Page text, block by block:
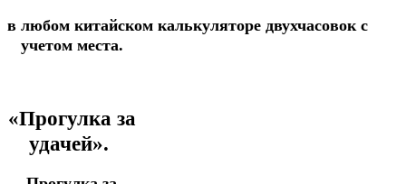
в любом китайском калькуляторе двухчасовок с
учетом места.
«Прогулка за
удачей».